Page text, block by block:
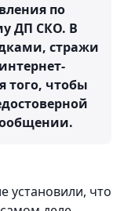
по
ДП СКО. В
стражи
того, чтобы
установили, что